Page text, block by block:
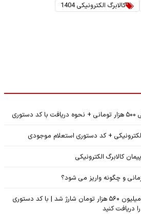
کالابرگ الکترونیکی 1404
+ کد دستوری استعلام موجودی
کالابرگ الکترونیکی
زمانی و چگونه واریز می شود؟
بشتابید؛ کالابرگ الکترونیک ۱ میلیون ۵۶۰ هزار تومان شارژ شد | با کد دستوری
دریافت کنید